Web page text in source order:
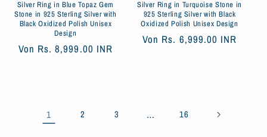
Silver Ring in Blue Topaz Gem
Stone in 925 Sterling Silver with
Black Oxidized Polish Unisex
Design
Normaler
Von Rs. 8,999.00 INR
Silver Ring in Turquoise Stone in
925 Sterling Silver with Black
Oxidized Polish Unisex Design
Normaler
Von Rs. 6,999.00 INR
1 2 3 … 16